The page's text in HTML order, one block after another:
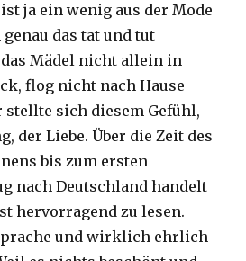
ja ein wenig aus der Mode
das tat und tut
Mädel nicht allein in
flog nicht nach Hause
stellte sich diesem Gefühl,
der Liebe. Über die Zeit des
bis zum ersten
nach Deutschland handelt
hervorragend zu lesen.
und wirklich ehrlich